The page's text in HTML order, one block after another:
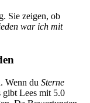
Sie zeigen, ob
war ich mit
Wenn du Sterne
gibt Lees mit 5.0